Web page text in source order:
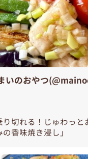
いのおやつ
り切れる！じゅわっと
香味焼き浸し」